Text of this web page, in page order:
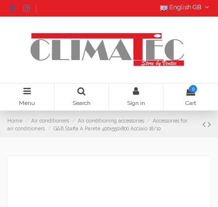
English GB
Menu Search Sign in
0
Cart
Home Air conditioners Air conditioning accessories
Accessories for
air conditioners
G&B Staffa A Parete 400x550x800 Acciaio 18/10